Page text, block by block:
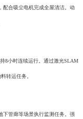
合吸尘电机完成全屋清洁。动
小时连续运行。通过激光SLAM
转运任务。
管廊等场景执行监测任务。强